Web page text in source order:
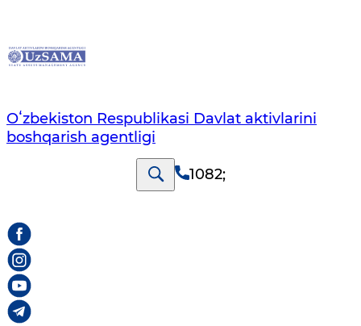
Oʻzbekiston Respublikasi Davlat aktivlarini
boshqarish agentligi
1082;